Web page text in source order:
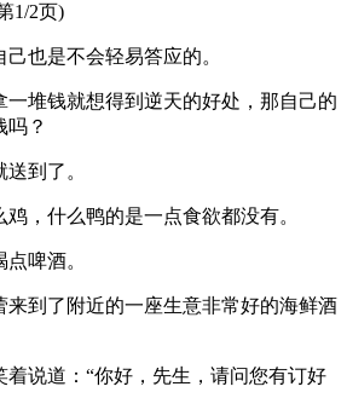
1/2页)
也是不会轻易答应的。
一堆钱就想得到逆天的好处，那自己的
吗？
到了。
，什么鸭的是一点食欲都没有。
啤酒。
来到了附近的一座生意非常好的海鲜酒
说道：“你好，先生，请问您有订好